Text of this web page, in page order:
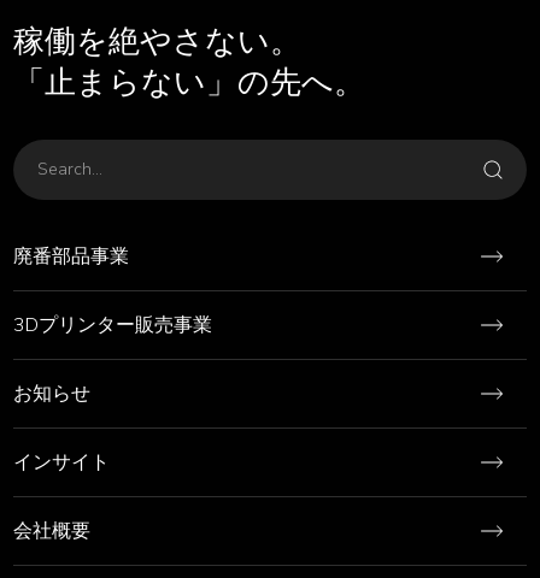
稼働を絶やさない。
「止まらない」の先へ。
廃番部品事業
3Dプリンター販売事業
お知らせ
インサイト
会社概要